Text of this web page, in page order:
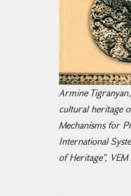
Armine
cultural heritage
Mechanisms for
International
of Heritage",